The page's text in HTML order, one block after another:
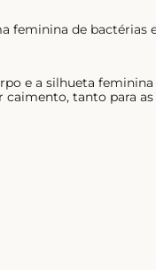
feminina de
e a silhueta
tanto para